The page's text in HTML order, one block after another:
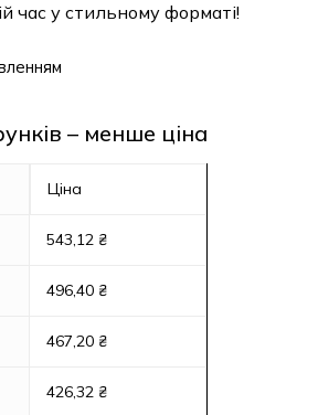
час у стильному форматі!
– менше ціна
Ціна
543,12 ₴
496,40 ₴
467,20 ₴
426,32 ₴